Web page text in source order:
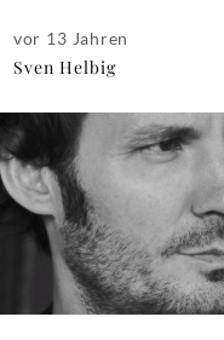
vor 13 Jahren
Sven Helbig